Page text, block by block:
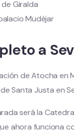
Giralda
Mudéjar
a
de Atocha en
Santa Justa en
será la
ahora funciona